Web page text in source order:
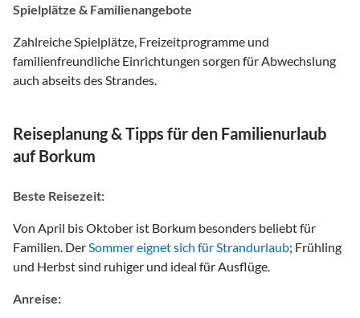
Spielplätze & Familienangebote
Zahlreiche Spielplätze, Freizeitprogramme und
familienfreundliche Einrichtungen sorgen für Abwechslung
auch abseits des Strandes.
Reiseplanung & Tipps für den Familienurlaub
auf Borkum
Beste Reisezeit:
Von April bis Oktober ist Borkum besonders beliebt für
Familien. Der Sommer eignet sich für Strandurlaub; Frühling
und Herbst sind ruhiger und ideal für Ausflüge.
Anreise: